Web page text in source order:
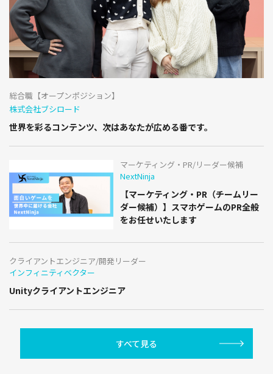
総合職【オープンポジション】
株式会社ブシロード
世界を彩るコンテンツ、次はあなたが広める番です。
マーケティング・PR/リーダー候補
NextNinja
【マーケティング・PR（チームリー
ダー候補）】スマホゲームのPR全般
をお任せいたします
クライアントエンジニア/開発リーダー
インフィニティベクター
Unityクライアントエンジニア
すべて見る